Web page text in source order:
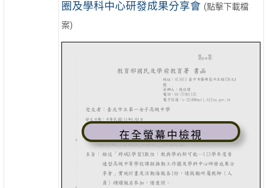
圈及學科中心研發成果分享會 (點擊下載檔
案)
在全螢幕中檢視